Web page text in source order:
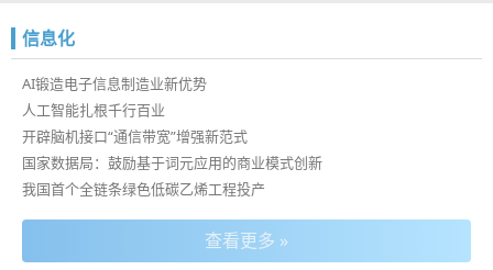
信息化
AI锻造电子信息制造业新优势
人工智能扎根千行百业
开辟脑机接口“通信带宽”增强新范式
国家数据局：鼓励基于词元应用的商业模式创新
我国首个全链条绿色低碳乙烯工程投产
查看更多 »